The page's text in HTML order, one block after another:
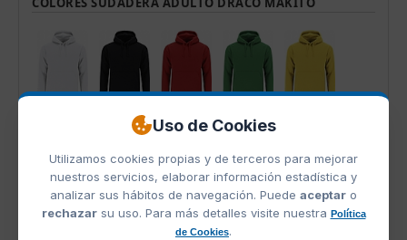
Uso de Cookies
Utilizamos cookies propias y de terceros para mejorar
nuestros servicios, elaborar información estadística y
analizar sus hábitos de navegación. Puede aceptar o
rechazarsu uso. Para más detalles visite nuestra Política
de Cookies.
Naranja Gris Arena Azul Azul Claro